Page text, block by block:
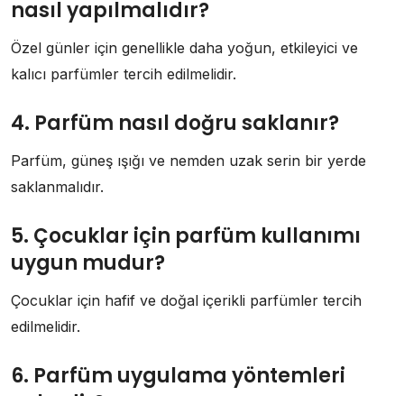
nasıl yapılmalıdır?
Özel günler için genellikle daha yoğun, etkileyici ve
kalıcı parfümler tercih edilmelidir.
4. Parfüm nasıl doğru saklanır?
Parfüm, güneş ışığı ve nemden uzak serin bir yerde
saklanmalıdır.
5. Çocuklar için parfüm kullanımı
uygun mudur?
Çocuklar için hafif ve doğal içerikli parfümler tercih
edilmelidir.
6. Parfüm uygulama yöntemleri